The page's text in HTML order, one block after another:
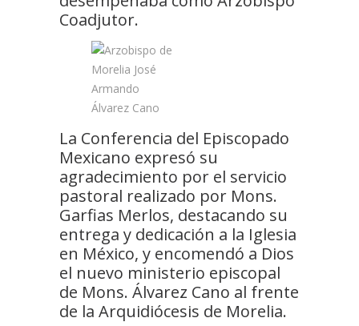
Coadjutor.
La Conferencia del Episcopado
Mexicano expresó su
agradecimiento por el servicio
pastoral realizado por Mons.
Garfias Merlos, destacando su
entrega y dedicación a la Iglesia
en México, y encomendó a Dios
el nuevo ministerio episcopal
de Mons. Álvarez Cano al frente
de la Arquidiócesis de Morelia.